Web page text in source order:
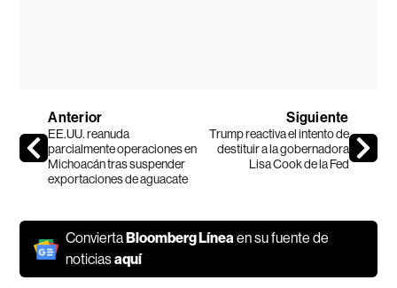
Anterior
EE.UU. reanuda
parcialmente operaciones en
Michoacán tras suspender
exportaciones de aguacate
Siguiente
Trump reactiva el intento de
destituir a la gobernadora
Lisa Cook de la Fed
Convierta Bloomberg Líneaen su fuente de
noticiasaquí